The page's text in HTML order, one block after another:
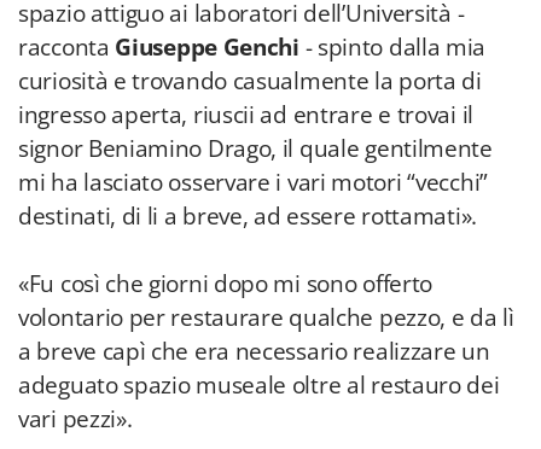
spazio attiguo ai laboratori dell’Università -
racconta Giuseppe Genchi - spinto dalla mia
curiosità e trovando casualmente la porta di
ingresso aperta, riuscii ad entrare e trovai il
signor Beniamino Drago, il quale gentilmente
mi ha lasciato osservare i vari motori “vecchi”
destinati, di li a breve, ad essere rottamati».
«Fu così che giorni dopo mi sono offerto
volontario per restaurare qualche pezzo, e da lì
a breve capì che era necessario realizzare un
adeguato spazio museale oltre al restauro dei
vari pezzi».